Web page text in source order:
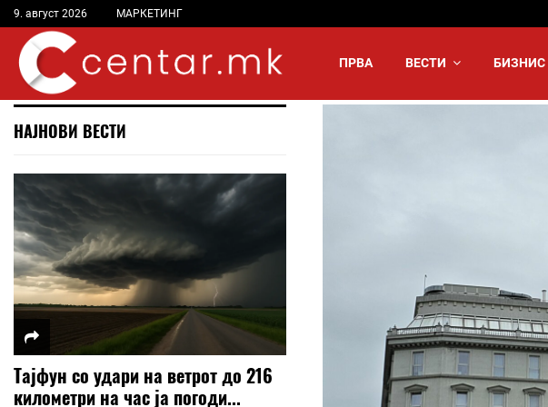
9. август 2026 МАРКЕТИНГ
ПРВА ВЕСТИ БИЗНИС
НАЈНОВИ ВЕСТИ
Тајфун со удари на ветрот до 216
километри на час ја погоди...